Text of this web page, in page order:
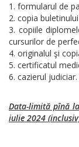
formularul de
copia
copiile
cursurilor de
originalul şi
certificatul
cazierul judiciar.
Data-limită pînă
iulie 2024